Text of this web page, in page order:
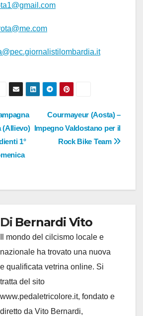
Courmayeur (Aosta) –
Impegno Valdostano per il
Rock Bike Team
(Allievo)
1°
Di Bernardi Vito
Il mondo del cilcismo locale e
nazionale ha trovato una nuova
e qualificata vetrina online. Si
tratta del sito
www.pedaletricolore.it, fondato e
diretto da Vito Bernardi,